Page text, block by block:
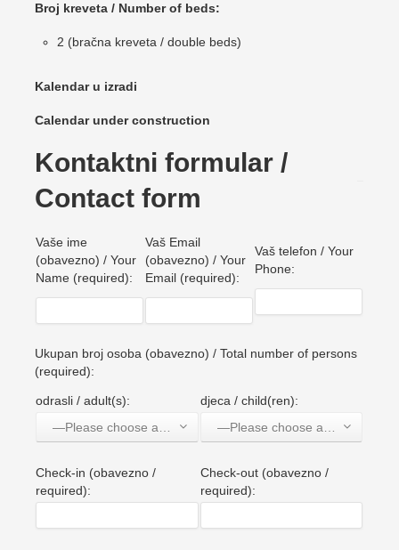
Broj kreveta / Number of beds:
2 (bračna kreveta / double beds)
Kalendar u izradi
Calendar under construction
Kontaktni formular /
Contact form
Vaše ime
(obavezno) / Your
Name (required):
Vaš Email
(obavezno) / Your
Email (required):
Vaš telefon / Your
Phone:
Ukupan broj osoba (obavezno) / Total number of persons
(required):
odrasli / adult(s):
djeca / child(ren):
Check-in (obavezno /
required):
Check-out (obavezno /
required):